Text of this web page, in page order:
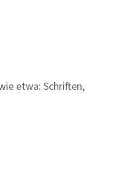
etwa: Schriften,